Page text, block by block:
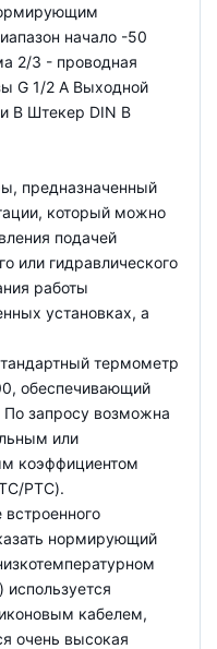
начало -50
2/3 - проводная
G 1/2 A Выходной
B Штекер DIN B
предназначенный
который можно
подачей
или гидравлического
работы
установках, а
термометр
обеспечивающий
запросу возможна
или
коэффициентом
PTC).
нормирующий
используется
кабелем,
очень высокая